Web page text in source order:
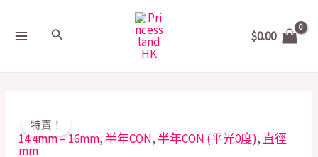
MENU
Search $0.00
特賣！
14.4mm – 16mm,半年CON,半年CON (平光0度), 直徑
mm
S/LENS
水